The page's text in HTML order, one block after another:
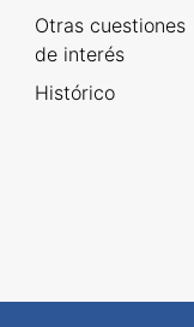
Otras cuestiones
de interés
Histórico